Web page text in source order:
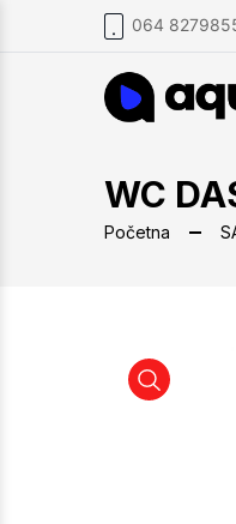
064
WC
Početna
WC